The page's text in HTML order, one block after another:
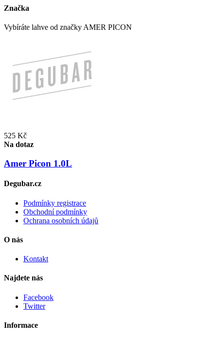
Značka
Vybíráte lahve od značky AMER PICON
525 Kč
Na dotaz
Amer Picon 1.0L
Degubar.cz
Podmínky registrace
Obchodní podmínky
Ochrana osobních údajů
O nás
Kontakt
Najdete nás
Facebook
Twitter
Informace